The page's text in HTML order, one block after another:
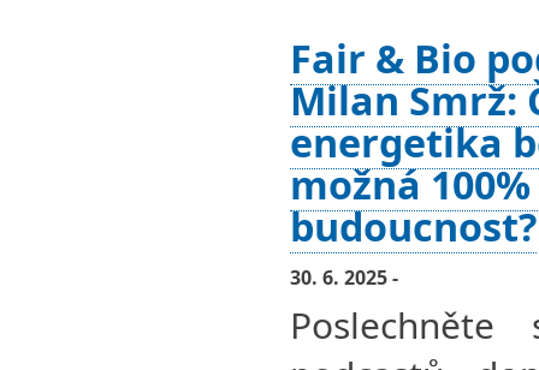
Fair & Bio
Milan Smrž:
energetika
možná
budoucnost?
30. 6. 2025 -